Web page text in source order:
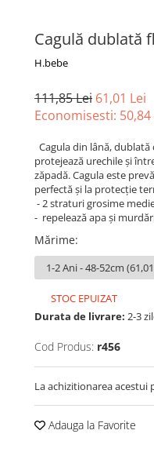
Cagulă dublată
H.bebe
111,85 Lei 61,01 Lei
Economisesti: 50,84
Cagula din lână, dublată
protejează urechile şi
zăpadă. Cagula este
perfectă și la protecție
- 2 straturi grosime
- repelează apa și
Mărime:
STOC EPUIZAT
Durata de livrare: 2-3
Cod Produs: r456
La achizitionarea
Adauga la Favorite